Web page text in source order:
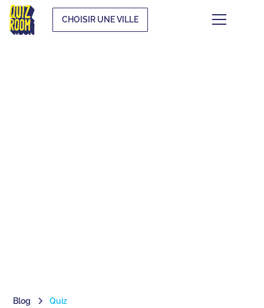
CHOISIR UNE VILLE
Blog Quiz